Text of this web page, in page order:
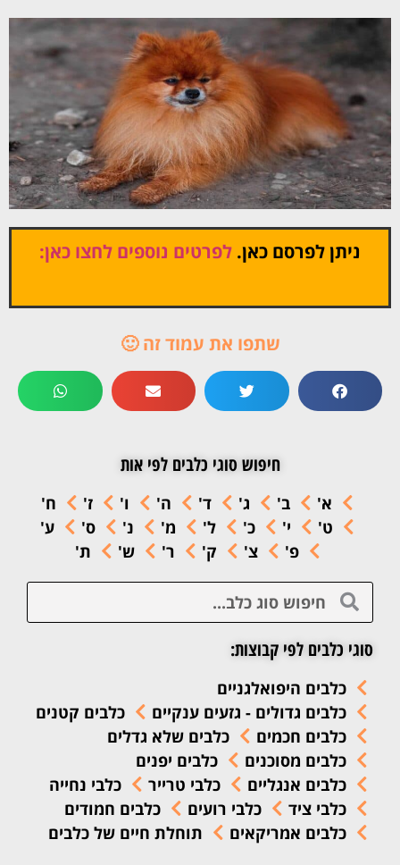
ניתן לפרסם כאן. לפרטים נוספים לחצו כאן:
שתפו את עמוד זה 🙂
חיפוש סוגי כלבים לפי אות
א' ב' ג' ד' ה' ו' ז'
ח'
ט'
י' כ' ל' מ' נ' ס'
ע'
פ'
צ' ק' ר' ש' ת'
סוגי כלבים לפי קבוצות:
כלבים היפואלגניים
כלבים גדולים - גזעים ענקיים
כלבים קטנים
כלבים חכמים
כלבים שלא גדלים
כלבים מסוכנים
כלבים יפנים
כלבים אנגליים
כלבי טרייר
כלבי נחייה
כלבי ציד
כלבי רועים
כלבים חמודים
כלבים אמריקאים
תוחלת חיים של כלבים